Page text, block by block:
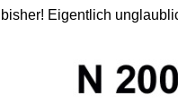
bisher! Eigentlich